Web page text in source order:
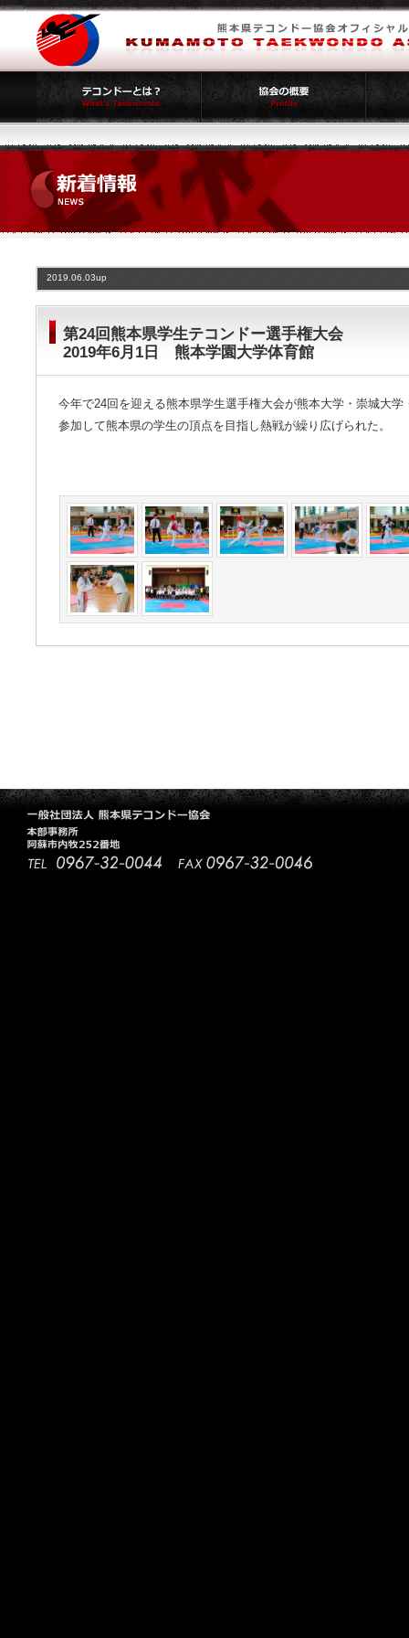
2019.06.03up
第24回熊本県学生テコンドー選手権大会
2019年6月1日 熊本学園大学体育館
今年で24回を迎える熊本県学生選手権大会が熊本大学・崇城大
参加して熊本県の学生の頂点を目指し熱戦が繰り広げられた。